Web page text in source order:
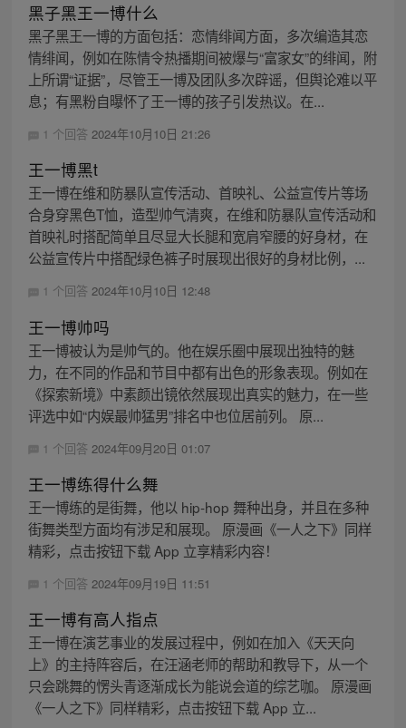
黑子黑王一博什么
黑子黑王一博的方面包括：恋情绯闻方面，多次编造其恋
情绯闻，例如在陈情令热播期间被爆与“富家女”的绯闻，附
上所谓“证据”，尽管王一博及团队多次辟谣，但舆论难以平
息；有黑粉自曝怀了王一博的孩子引发热议。在...
1 个回答 2024年10月10日 21:26
王一博黑t
王一博在维和防暴队宣传活动、首映礼、公益宣传片等场
合身穿黑色T恤，造型帅气清爽，在维和防暴队宣传活动和
首映礼时搭配简单且尽显大长腿和宽肩窄腰的好身材，在
公益宣传片中搭配绿色裤子时展现出很好的身材比例，...
1 个回答 2024年10月10日 12:48
王一博帅吗
王一博被认为是帅气的。他在娱乐圈中展现出独特的魅
力，在不同的作品和节目中都有出色的形象表现。例如在
《探索新境》中素颜出镜依然展现出真实的魅力，在一些
评选中如“内娱最帅猛男”排名中也位居前列。 原...
1 个回答 2024年09月20日 01:07
王一博练得什么舞
王一博练的是街舞，他以 hip-hop 舞种出身，并且在多种
街舞类型方面均有涉足和展现。 原漫画《一人之下》同样
精彩，点击按钮下载 App 立享精彩内容！
1 个回答 2024年09月19日 11:51
王一博有高人指点
王一博在演艺事业的发展过程中，例如在加入《天天向
上》的主持阵容后，在汪涵老师的帮助和教导下，从一个
只会跳舞的愣头青逐渐成长为能说会道的综艺咖。 原漫画
《一人之下》同样精彩，点击按钮下载 App 立...